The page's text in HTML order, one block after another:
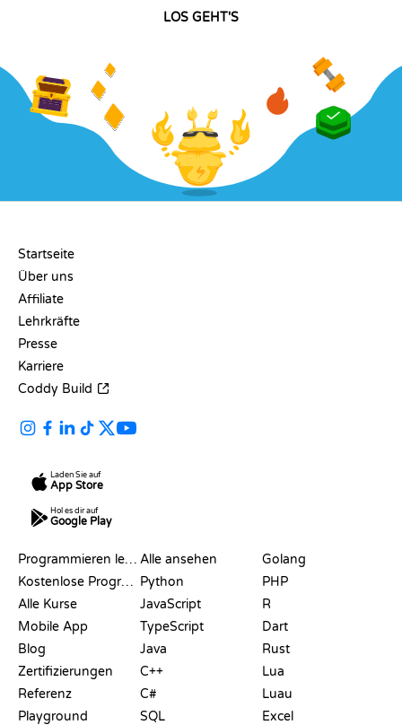
LOS GEHT'S
Startseite
Über uns
Affiliate
Lehrkräfte
Presse
Karriere
Coddy Build
Laden Sie auf
App Store
Hol es dir auf
Google Play
Programmieren lernen
Kostenlose Programmier-Websites
Alle Kurse
Mobile App
Blog
Zertifizierungen
Referenz
Playground
Alle ansehen
Python
JavaScript
TypeScript
Java
C++
C#
SQL
Golang
PHP
R
Dart
Rust
Lua
Luau
Excel